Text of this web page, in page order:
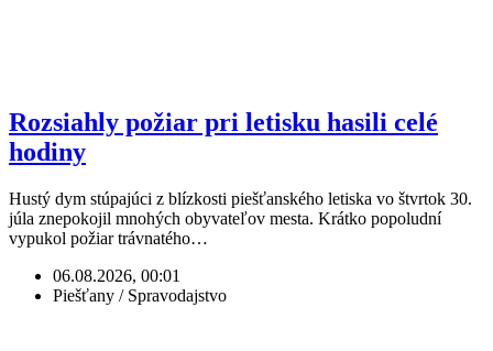
Rozsiahly požiar pri letisku hasili celé
hodiny
Hustý dym stúpajúci z blízkosti piešťanského letiska vo štvrtok 30.
júla znepokojil mnohých obyvateľov mesta. Krátko popoludní
vypukol požiar trávnatého…
06.08.2026, 00:01
Piešťany / Spravodajstvo